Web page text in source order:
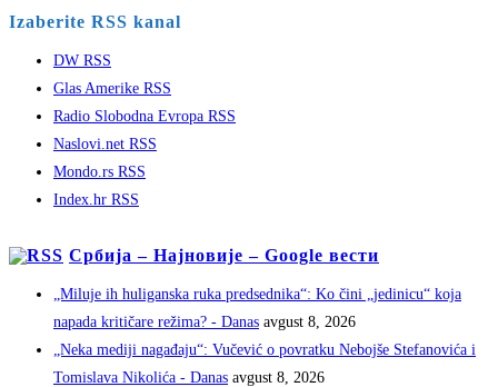
Izaberite RSS kanal
DW RSS
Glas Amerike RSS
Radio Slobodna Evropa RSS
Naslovi.net RSS
Mondo.rs RSS
Index.hr RSS
Србија – Најновије – Google вести
„Miluje ih huliganska ruka predsednika“: Ko čini „jedinicu“ koja
napada kritičare režima? - Danas avgust 8, 2026
„Neka mediji nagađaju“: Vučević o povratku Nebojše Stefanovića i
Tomislava Nikolića - Danas avgust 8, 2026